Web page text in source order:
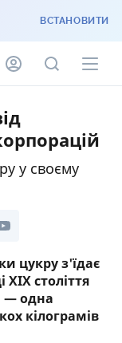
ВСТАНОВИТИ
у своєму
цукру з'їдає
століття
— одна
кілограмів